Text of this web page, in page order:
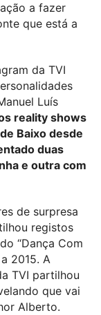
a fazer
que está a
da TVI
Luís
reality shows
Baixo desde
duas
e outra com
de surpresa
registos
“Dança Com
2015. A
TVI partilhou
que vai
Alberto.